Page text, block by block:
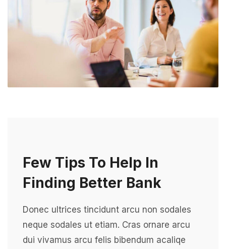
Few Tips To Help In
Finding Better Bank
Donec ultrices tincidunt arcu non sodales
neque sodales ut etiam. Cras ornare arcu
dui vivamus arcu felis bibendum acaliqe